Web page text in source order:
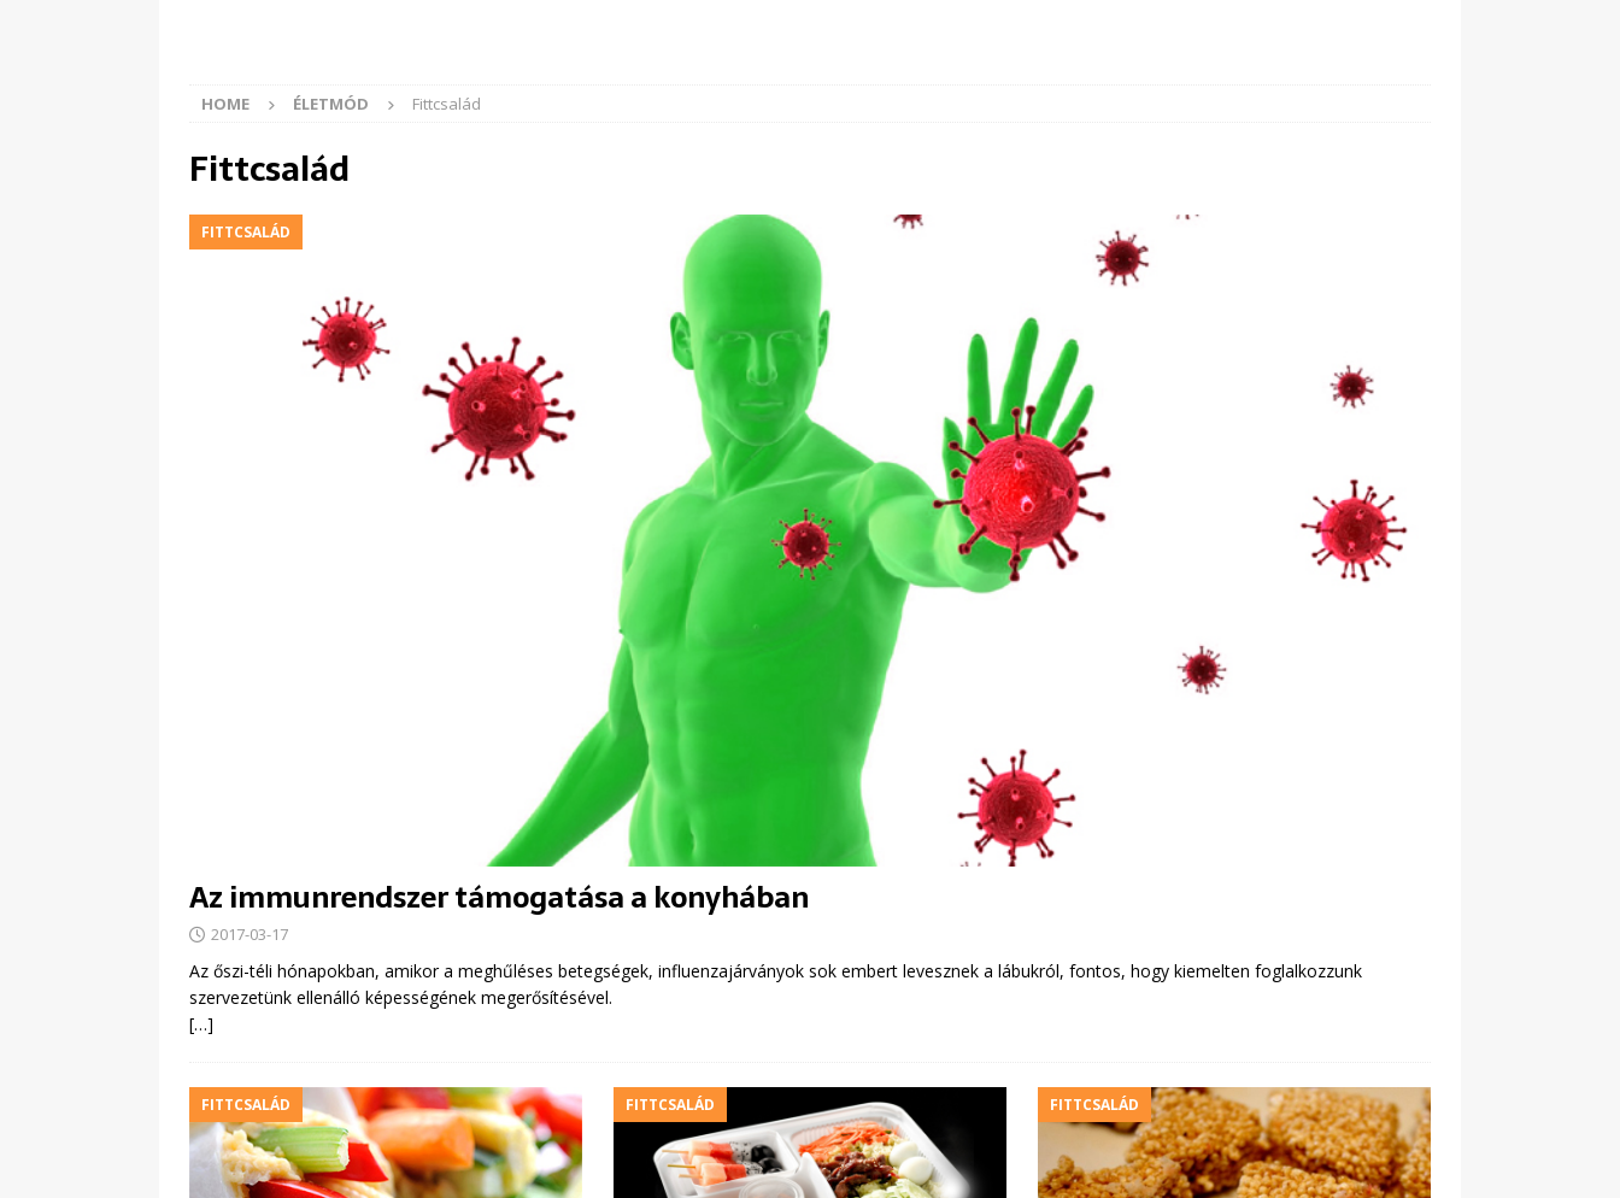
HOME ÉLETMÓD Fittcsalád
Fittcsalád
FITTCSALÁD
Az immunrendszer támogatása a konyhában
2017-03-17
Az őszi-téli hónapokban, amikor a meghűléses betegségek, influenzajárványok sok embert levesznek a lábukról, fontos, hogy kiemelten foglalkozzunk
szervezetünk ellenálló képességének megerősítésével.
[…]
FITTCSALÁD FITTCSALÁD FITTCSALÁD